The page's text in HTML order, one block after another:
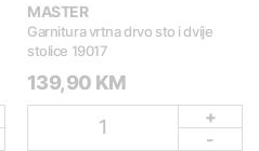
MASTER
Garnitura vrtna drvo sto i dvije
stolice 19017
139,90 KM
1
+
-